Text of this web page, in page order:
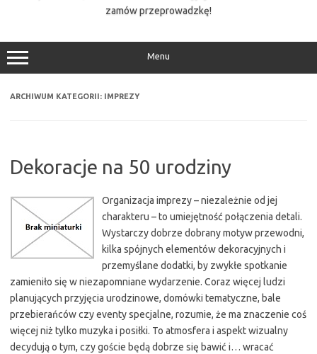
zamów przeprowadzkę!
Menu
ARCHIWUM KATEGORII: IMPREZY
Dekoracje na 50 urodziny
Organizacja imprezy – niezależnie od jej
charakteru – to umiejętność połączenia detali.
Wystarczy dobrze dobrany motyw przewodni,
kilka spójnych elementów dekoracyjnych i
przemyślane dodatki, by zwykłe spotkanie
zamieniło się w niezapomniane wydarzenie. Coraz więcej ludzi
planujących przyjęcia urodzinowe, domówki tematyczne, bale
przebierańców czy eventy specjalne, rozumie, że ma znaczenie coś
więcej niż tylko muzyka i posiłki. To atmosfera i aspekt wizualny
decydują o tym, czy goście będą dobrze się bawić i… wracać